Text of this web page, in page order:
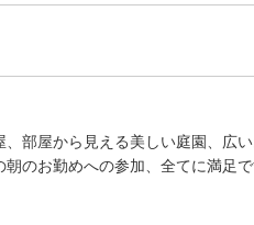
部屋から見える美しい庭園、広
のお勤めへの参加、全てに満足で